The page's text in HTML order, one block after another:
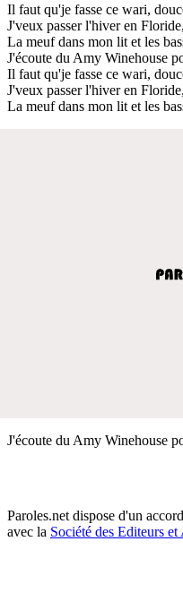
Il faut qu'je fasse ce wari,
J'veux passer l'hiver en
La meuf dans mon lit et les
J'écoute du Amy Winehouse
Il faut qu'je fasse ce wari,
J'veux passer l'hiver en
La meuf dans mon lit et les
J'écoute du Amy Winehouse
Paroles.net dispose d'un
avec la Société des Editeurs